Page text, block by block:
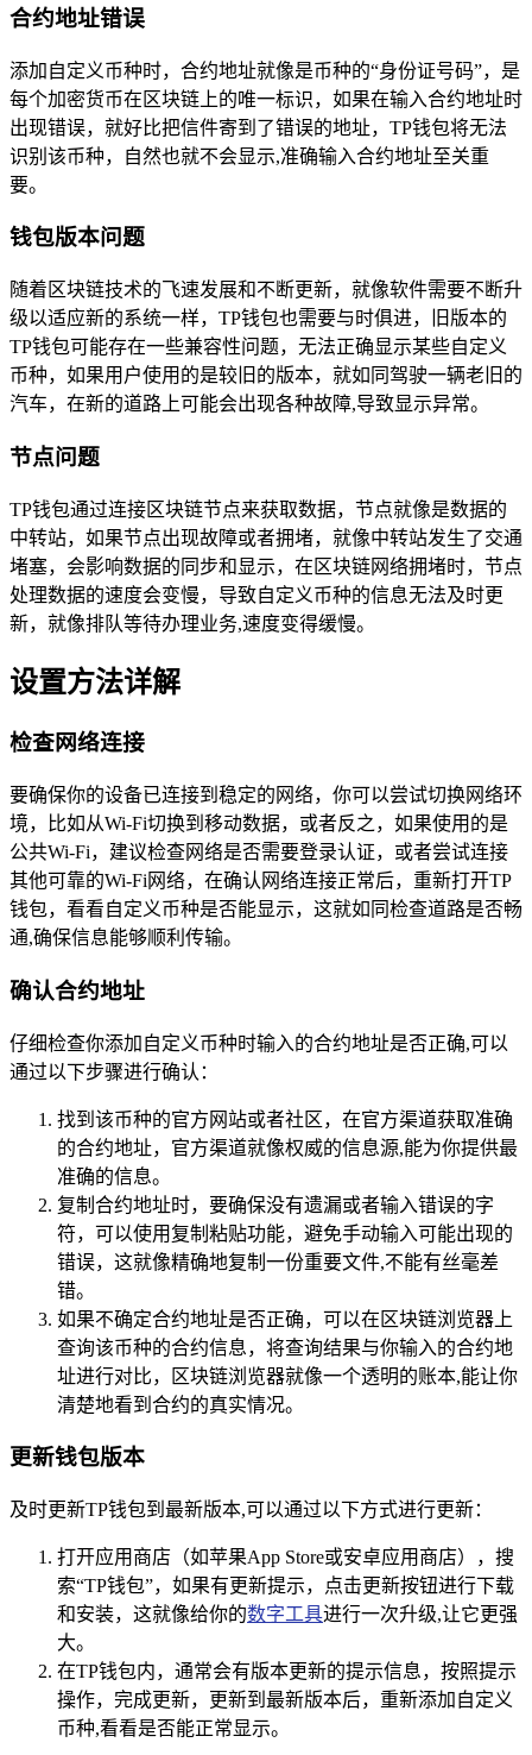
合约地址错误
添加自定义币种时，合约地址就像是币种的“身份证号码”，是
每个加密货币在区块链上的唯一标识，如果在输入合约地址时
出现错误，就好比把信件寄到了错误的地址，TP钱包将无法
识别该币种，自然也就不会显示,准确输入合约地址至关重
要。
钱包版本问题
随着区块链技术的飞速发展和不断更新，就像软件需要不断升
级以适应新的系统一样，TP钱包也需要与时俱进，旧版本的
TP钱包可能存在一些兼容性问题，无法正确显示某些自定义
币种，如果用户使用的是较旧的版本，就如同驾驶一辆老旧的
汽车，在新的道路上可能会出现各种故障,导致显示异常。
节点问题
TP钱包通过连接区块链节点来获取数据，节点就像是数据的
中转站，如果节点出现故障或者拥堵，就像中转站发生了交通
堵塞，会影响数据的同步和显示，在区块链网络拥堵时，节点
处理数据的速度会变慢，导致自定义币种的信息无法及时更
新，就像排队等待办理业务,速度变得缓慢。
设置方法详解
检查网络连接
要确保你的设备已连接到稳定的网络，你可以尝试切换网络环
境，比如从Wi-Fi切换到移动数据，或者反之，如果使用的是
公共Wi-Fi，建议检查网络是否需要登录认证，或者尝试连接
其他可靠的Wi-Fi网络，在确认网络连接正常后，重新打开TP
钱包，看看自定义币种是否能显示，这就如同检查道路是否畅
通,确保信息能够顺利传输。
确认合约地址
仔细检查你添加自定义币种时输入的合约地址是否正确,可以
通过以下步骤进行确认：
找到该币种的官方网站或者社区，在官方渠道获取准确
的合约地址，官方渠道就像权威的信息源,能为你提供最
准确的信息。
复制合约地址时，要确保没有遗漏或者输入错误的字
符，可以使用复制粘贴功能，避免手动输入可能出现的
错误，这就像精确地复制一份重要文件,不能有丝毫差
错。
如果不确定合约地址是否正确，可以在区块链浏览器上
查询该币种的合约信息，将查询结果与你输入的合约地
址进行对比，区块链浏览器就像一个透明的账本,能让你
清楚地看到合约的真实情况。
更新钱包版本
及时更新TP钱包到最新版本,可以通过以下方式进行更新：
打开应用商店（如苹果App Store或安卓应用商店），搜
索“TP钱包”，如果有更新提示，点击更新按钮进行下载
和安装，这就像给你的数字工具进行一次升级,让它更强
大。
在TP钱包内，通常会有版本更新的提示信息，按照提示
操作，完成更新，更新到最新版本后，重新添加自定义
币种,看看是否能正常显示。